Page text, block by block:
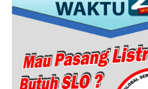
BARAT
WN